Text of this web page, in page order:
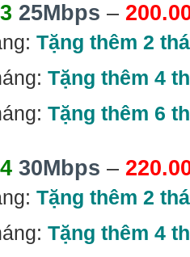
25Mbps –
Tặng thêm 2
Tặng thêm 4
Tặng thêm 6
30Mbps –
Tặng thêm 2
Tặng thêm 4